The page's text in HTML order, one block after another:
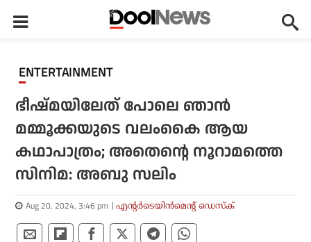
ENTERTAINMENT
ഭീഷ്മയിലേത് പോലെ ഞാന്‍
മമ്മൂക്കയുടെ വലംകൈ ആയ
കഥാപാത്രം; അതെന്റെ നൂറാമത്തെ
സിനിമ: അബു സലിം
Aug 20, 2024, 3:46 pm എന്റര്‍ടെയിന്‍മെന്റ് ഡെസ്‌ക്